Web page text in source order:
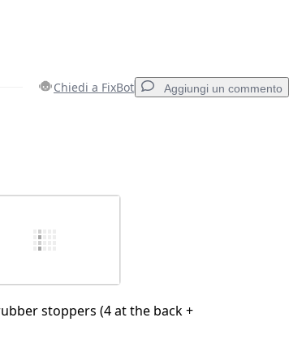
Chiedi a FixBot Aggiungi un commento
stoppers (4 at the back +